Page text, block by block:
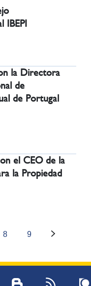
IBEPI
la Directora
de
de Portugal
el CEO de la
la Propiedad
8 9